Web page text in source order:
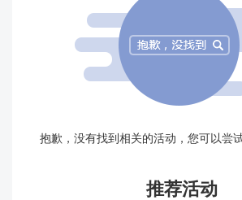
抱歉，没有找到相关的活动，您可以尝
推荐活动